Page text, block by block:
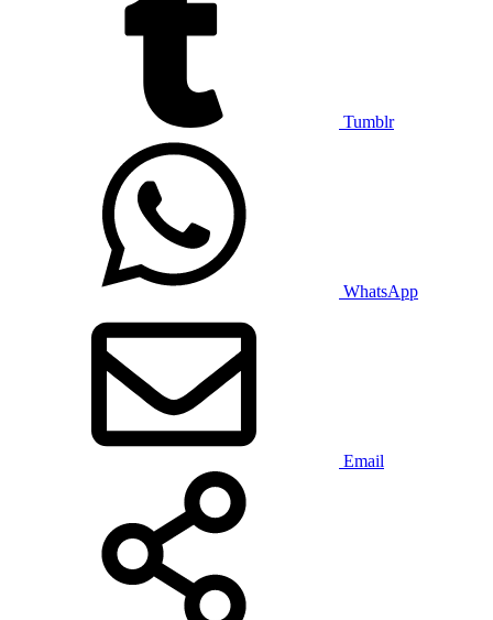
Tumblr
WhatsApp
Email